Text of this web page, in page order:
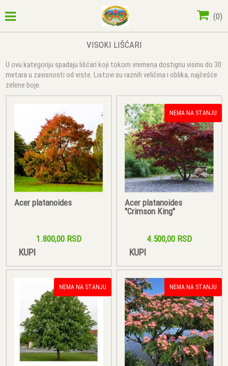
(0)
VISOKI LIŠĆARI
U ovu kategoriju spadaju lišćari koji tokom vremena dostignu visinu do 30
metara u zavisnosti od vrste. Listovi su raznih veličina i oblika, najčešće
zelene boje.
Acer platanoides
1.800,00 RSD
KUPI
NEMA NA STANJU
Acer platanoides
"Crimson King"
4.500,00 RSD
KUPI
NEMA NA STANJU NEMA NA STANJU